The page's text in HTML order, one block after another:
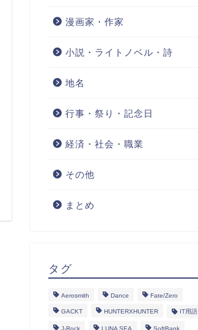
漫画家・作家
小説・ライトノベル・詩
地名
行事・祭り・記念日
経済・社会・職業
その他
まとめ
タグ
Aerosmith Dance Fate/Zero
GACKT HUNTERXHUNTER IT用語
J-Rock LUNA SEA SoftBank